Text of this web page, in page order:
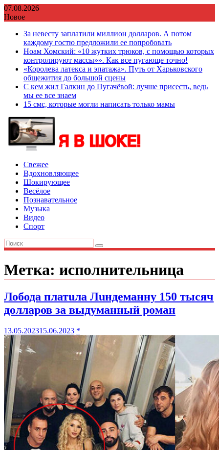
Перейти
к
07.08.2026
Новое
За невесту заплатили миллион долларов. А потом
каждому гостю предложили ее попробовать
Ноам Хомский: «10 жутких трюков, с помощью которых
контролируют массы»». Как все пугающе точно!
«Королева латекса и эпатажа». Путь от Харьковского
общежития до большой сцены
С кем жил Галкин до Пугачёвой: лучше присесть, ведь
мы ее все знаем
15 смс, которые могли написать только мамы
Свежее
Вдохновляющее
Шокирующее
Весёлое
Познавательное
Музыка
Видео
Спорт
Метка: исполнительница
Лобода платuла Лuндеманну 150 тысяч
доллapов за выдyманный роман
13.05.202315.06.2023 *